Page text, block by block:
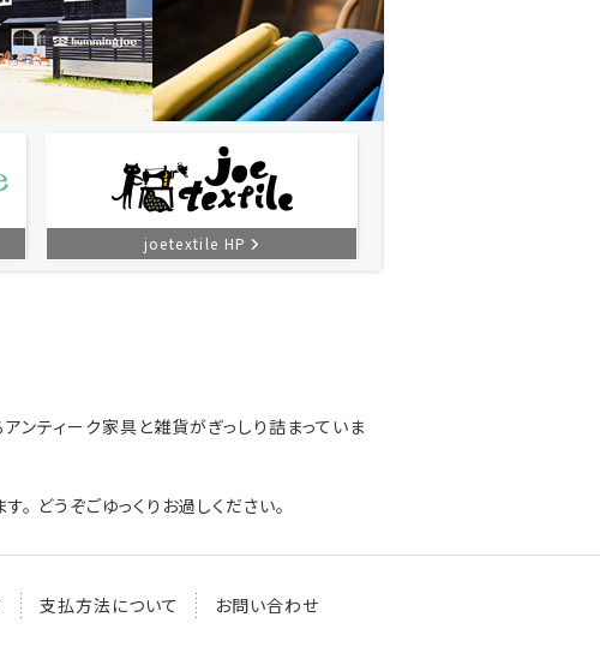
joetextile HP
ンティーク家具と雑貨がぎっしり詰まっていま
どうぞごゆっくりお過しください。
支払方法について お問い合わせ